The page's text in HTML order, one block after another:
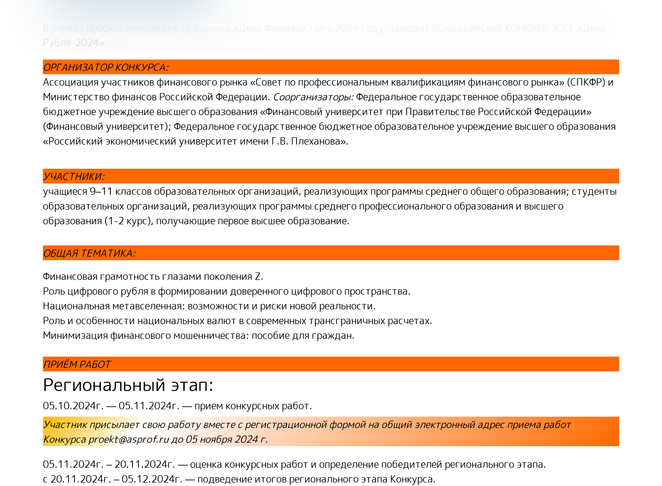
Рубля-2024»
ОРГАНИЗАТОР КОНКУРСА:
Ассоциация участников финансового рынка «Совет по профессиональным квалификациям финансового рынка» (СПКФР) и
Министерство финансов Российской Федерации. Соорганизаторы:Федеральное государственное образовательное
бюджетное учреждение высшего образования «Финансовый университет при Правительстве Российской Федерации»
(Финансовый университет); Федеральное государственное бюджетное образовательное учреждение высшего образования
«Российский экономический университет имени Г.В. Плеханова».
УЧАСТНИКИ:
учащиеся 9–11 классов образовательных организаций, реализующих программы среднего общего образования; студенты
образовательных организаций, реализующих программы среднего профессионального образования и высшего
образования (1-2 курс), получающие первое высшее образование.
ОБЩАЯ ТЕМАТИКА:
Финансовая грамотность глазами поколения Z.
Роль цифрового рубля в формировании доверенного цифрового пространства.
Национальная метавселенная: возможности и риски новой реальности.
Роль и особенности национальных валют в современных трансграничных расчетах.
Минимизация финансового мошенничества: пособие для граждан.
ПРИЁМ РАБОТ
Региональный этап:
05.10.2024г. — 05.11.2024г. — прием конкурсных работ.
Участник присылает свою работу вместе с регистрационной формой на общий электронный адрес приема работ
Конкурсаproekt@asprof.ruдо 05ноября 2024 г.
05.11.2024г. – 20.11.2024г. — оценка конкурсных работ и определение победителей регионального этапа.
с 20.11.2024г. – 05.12.2024г. — подведение итогов регионального этапа Конкурса.